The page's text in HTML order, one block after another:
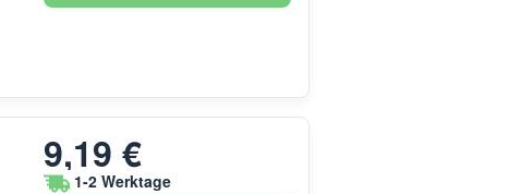
9,19 €
1-2 Werktage